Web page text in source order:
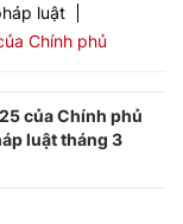
luật
Chính phủ
của Chính phủ
luật tháng 3